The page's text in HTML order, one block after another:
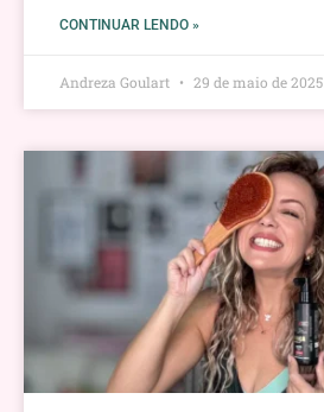
CONTINUAR LENDO »
Andreza Goulart 29 de maio de 2025